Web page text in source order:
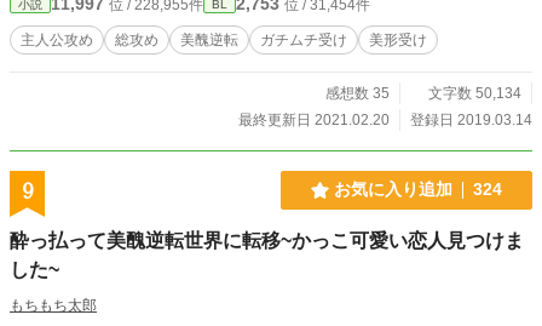
小説 位 / 228,955件 BL 位 / 31,454件
主人公攻め 総攻め 美醜逆転 ガチムチ受け 美形受け
感想数 35
文字数 50,134
最終更新日 2021.02.20
登録日 2019.03.14
9 お気に入り追加 324
酔っ払って美醜逆転世界に転移~かっこ可愛い恋人見つけま
した~
もちもち太郎